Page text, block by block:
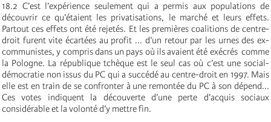
18.2 C’est l’expérience seulement qui a permis aux populations de
découvrir ce qu’étaient les privatisations, le marché et leurs effets.
Partout ces effets ont été rejetés. Et les premières coalitions de centre-
droit furent vite écartées au profit ... d’un retour par les urnes des ex-
communistes, y compris dans un pays où ils avaient été exécrés ­ comme
la Pologne. La république tchèque est le seul cas où c’est une social-
démocratie non issus du PC qui a succédé au centre-droit en 1997. Mais
elle est en train de se confronter à une remontée du PC à son dépend...
Ces votes indiquent la découverte d’une perte d’acquis sociaux
considérable et la volonté d’y mettre fin.